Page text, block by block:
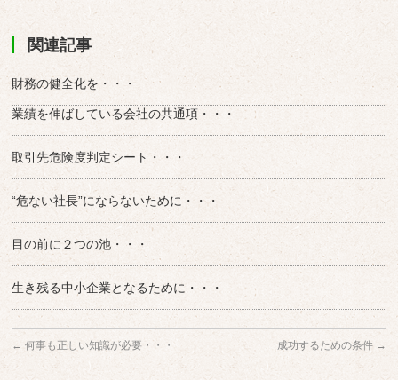
関連記事
財務の健全化を・・・
業績を伸ばしている会社の共通項・・・
取引先危険度判定シート・・・
“危ない社長”にならないために・・・
目の前に２つの池・・・
生き残る中小企業となるために・・・
← 何事も正しい知識が必要・・・ 成功するための条件 →